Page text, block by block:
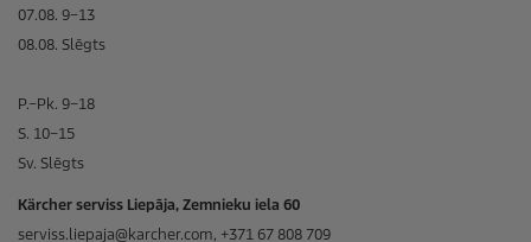
07.08. 9–13
08.08. Slēgts
P.–Pk. 9–18
S. 10–15
Sv. Slēgts
Kärcher serviss Liepāja, Zemnieku iela 60
serviss.liepaja@karcher.com, +371 67 808 709